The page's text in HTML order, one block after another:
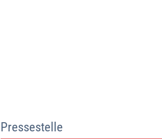
Pressestelle